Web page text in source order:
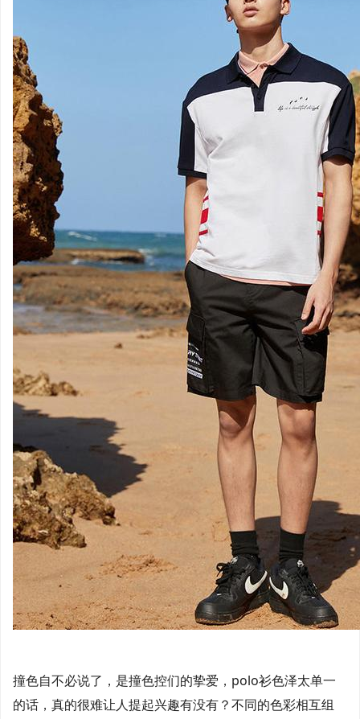
撞色自不必说了，是撞色控们的挚爱，polo衫色泽太单一
的话，真的很难让人提起兴趣有没有？不同的色彩相互组